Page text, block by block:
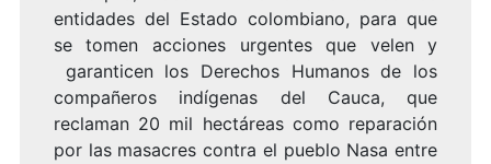
entidades del Estado colombiano, para que
se tomen acciones urgentes que velen y
garanticen los Derechos Humanos de los
compañeros indígenas del Cauca, que
reclaman 20 mil hectáreas como reparación
por las masacres contra el pueblo Nasa entre